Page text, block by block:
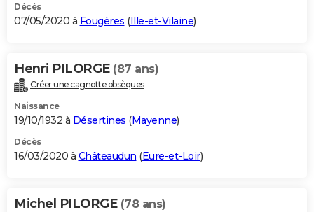
Décès
07/05/2020 à Fougères (Ille-et-Vilaine)
Henri PILORGE (87 ans)
Créer une cagnotte obsèques
Naissance
19/10/1932 à Désertines (Mayenne)
Décès
16/03/2020 à Châteaudun (Eure-et-Loir)
Michel PILORGE (78 ans)